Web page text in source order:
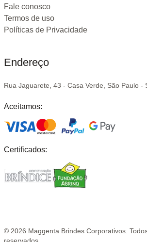
Fale conosco
Termos de uso
Políticas de Privacidade
Endereço
Rua Jaguarete, 43 - Casa Verde, São Paulo -
Aceitamos:
Certificados:
© 2026 Maggenta Brindes Corporativos.